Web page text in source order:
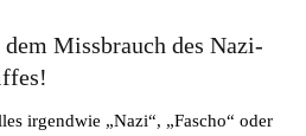
Missbrauch des Nazi-
irgendwie „Nazi“, „Fascho“ oder